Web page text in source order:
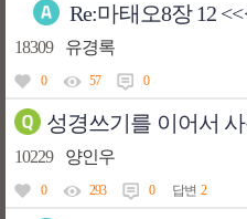
Re:마태오8장 12 <<< 12 그러나 하느님 나라의 상속자들은 바깥 어
18309 유경록
0 57 0
성경쓰기를 이어서 사
10229 양인우
0 293 0 답변 2